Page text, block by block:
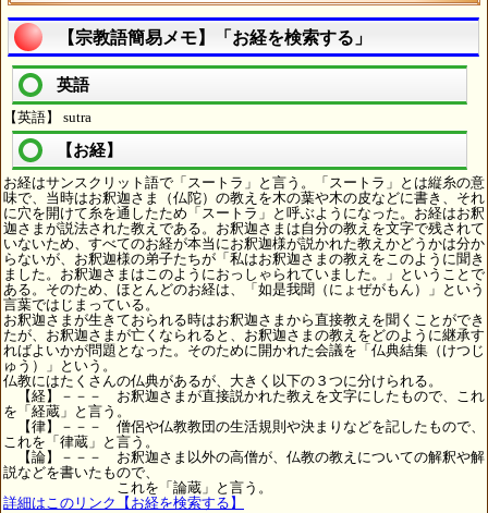
【宗教語簡易メモ】「お経を検索する」
英語
【英語】 sutra
【お経】
お経はサンスクリット語で「スートラ」と言う。「スートラ」とは縦糸の意
味で、当時はお釈迦さま（仏陀）の教えを木の葉や木の皮などに書き、それ
に穴を開けて糸を通したため「スートラ」と呼ぶようになった。お経はお釈
迦さまが説法された教えである。お釈迦さまは自分の教えを文字で残されて
いないため、すべてのお経が本当にお釈迦様が説かれた教えかどうかは分か
らないが、お釈迦様の弟子たちが「私はお釈迦さまの教えをこのように聞き
ました。お釈迦さまはこのようにおっしゃられていました。」ということで
ある。そのため、ほとんどのお経は、「如是我聞（にょぜがもん）」という
言葉ではじまっている。
お釈迦さまが生きておられる時はお釈迦さまから直接教えを聞くことができ
たが、お釈迦さまが亡くなられると、お釈迦さまの教えをどのように継承す
ればよいかが問題となった。そのために開かれた会議を「仏典結集（けつじ
ゅう）」という。
仏教にはたくさんの仏典があるが、大きく以下の３つに分けられる。
【経】－－－ お釈迦さまが直接説かれた教えを文字にしたもので、これ
を「経蔵」と言う。
【律】－－－ 僧侶や仏教教団の生活規則や決まりなどを記したもので、
これを「律蔵」と言う。
【論】－－－ お釈迦さま以外の高僧が、仏教の教えについての解釈や解
説などを書いたもので、
これを「論蔵」と言う。
詳細はこのリンク【お経を検索する】